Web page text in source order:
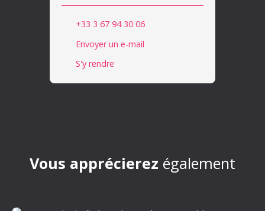
+33 3 67 94 30 06
Envoyer un e-mail
S'y rendre
Vous apprécierez également